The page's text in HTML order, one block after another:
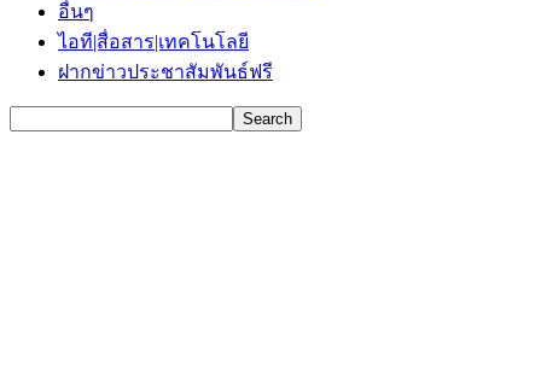
อื่นๆ
ไอที|สื่อสาร|เทคโนโลยี
ฝากข่าวประชาสัมพันธ์ฟรี